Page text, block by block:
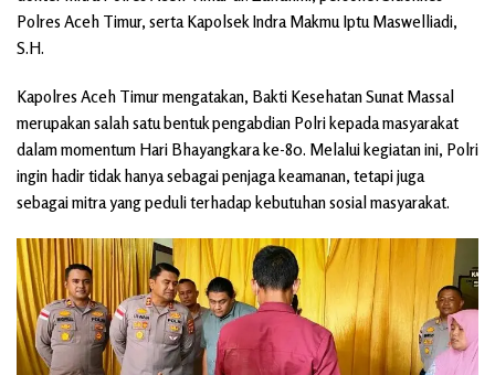
Polres Aceh Timur, serta Kapolsek Indra Makmu Iptu Maswelliadi,
S.H.
Kapolres Aceh Timur mengatakan, Bakti Kesehatan Sunat Massal
merupakan salah satu bentuk pengabdian Polri kepada masyarakat
dalam momentum Hari Bhayangkara ke-80. Melalui kegiatan ini, Polri
ingin hadir tidak hanya sebagai penjaga keamanan, tetapi juga
sebagai mitra yang peduli terhadap kebutuhan sosial masyarakat.